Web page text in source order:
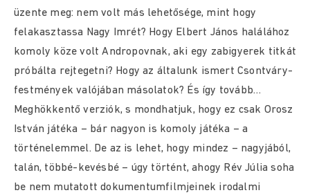
üzente meg: nem volt más lehetősége, mint hogy
felakasztassa Nagy Imrét? Hogy Elbert János halálához
komoly köze volt Andropovnak, aki egy zabigyerek titkát
próbálta rejtegetni? Hogy az általunk ismert Csontváry-
festmények valójában másolatok? És így tovább…
Meghökkentő verziók, s mondhatjuk, hogy ez csak Orosz
István játéka – bár nagyon is komoly játéka – a
történelemmel. De az is lehet, hogy mindez – nagyjából,
talán, többé-kevésbé – úgy történt, ahogy Rév Júlia soha
be nem mutatott dokumentumfilmjeinek irodalmi